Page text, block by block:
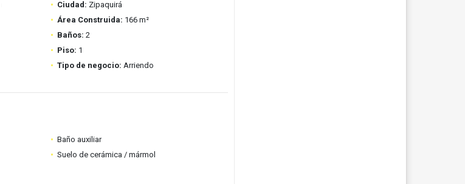
Ciudad: Zipaquirá
Área Construida: 166 m²
Baños: 2
Piso: 1
Tipo de negocio: Arriendo
Baño auxiliar
Suelo de cerámica / mármol